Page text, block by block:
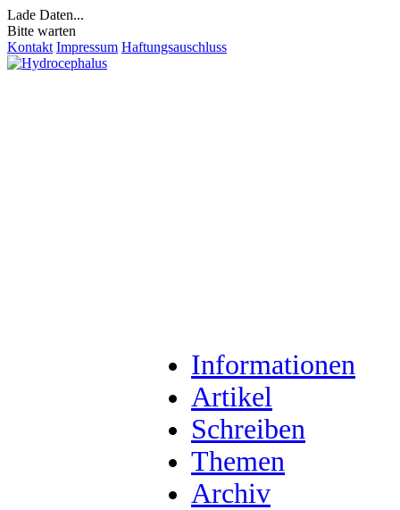
Lade Daten...
Bitte warten
Kontakt Impressum Haftungsauschluss
Informationen
Artikel
Schreiben
Themen
Archiv